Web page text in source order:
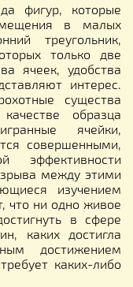
фигур, которые
в малых
треугольник,
только две
ячеек, удобства
интерес.
существа
образца
ячейки,
совершенными,
эффективности
между этими
изучением
что ни одно живое
в сфере
каких достигла
достижением
каких-либо